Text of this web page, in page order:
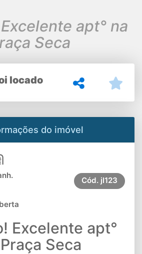
apt° na
Seca
locado
do imóvel
Cód. jl123
Excelente apt°
Seca